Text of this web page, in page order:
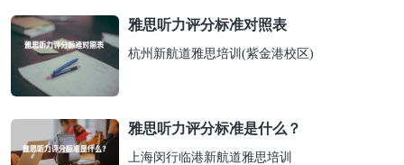
雅思听力评分标准对照表
杭州新航道雅思培训(紫金港校区)
雅思听力评分标准是什么？
上海闵行临港新航道雅思培训